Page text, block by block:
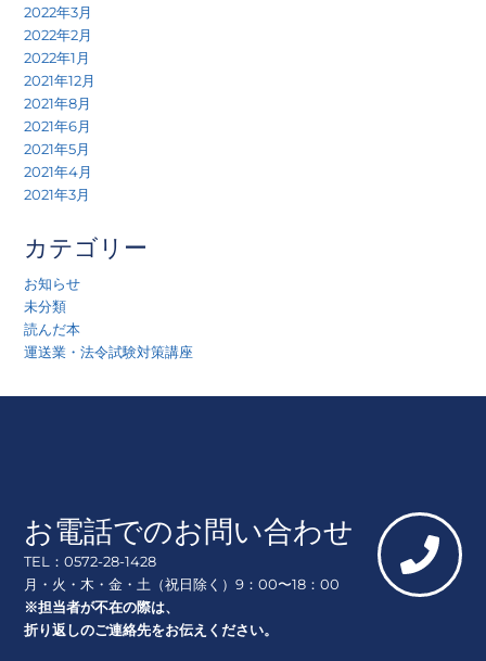
2022年3月
2022年2月
2022年1月
2021年12月
2021年8月
2021年6月
2021年5月
2021年4月
2021年3月
カテゴリー
お知らせ
未分類
読んだ本
運送業・法令試験対策講座
お電話でのお問い合わせ
TEL：0572-28-1428
月・火・木・金・土（祝日除く）9：00〜18：00
※担当者が不在の際は、
折り返しのご連絡先をお伝えください。